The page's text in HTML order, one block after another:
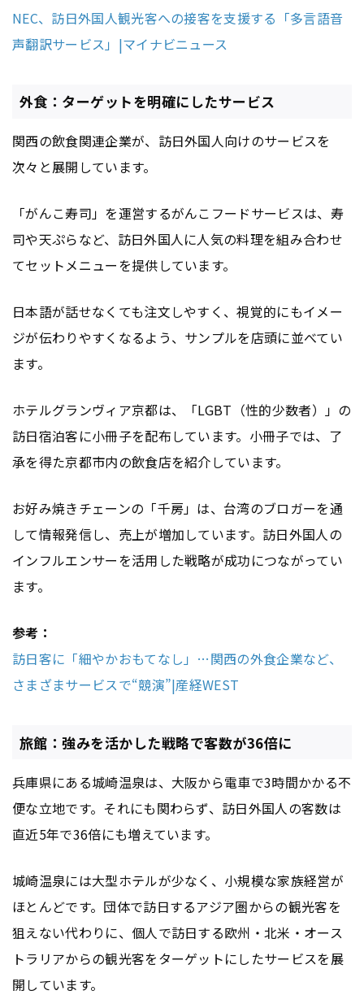
NEC、訪日外国人観光客への接客を支援する「多言語音
声翻訳サービス」|マイナビニュース
外食：ターゲットを明確にしたサービス
関西の飲食関連企業が、訪日外国人向けのサービスを
次々と展開しています。
「がんこ寿司」を運営するがんこフードサービスは、寿
司や天ぷらなど、訪日外国人に人気の料理を組み合わせ
てセットメニューを提供しています。
日本語が話せなくても注文しやすく、視覚的にもイメー
ジが伝わりやすくなるよう、サンプルを店頭に並べてい
ます。
ホテルグランヴィア京都は、「LGBT（性的少数者）」の
訪日宿泊客に小冊子を配布しています。小冊子では、了
承を得た京都市内の飲食店を紹介しています。
お好み焼きチェーンの「千房」は、台湾のブロガーを通
して情報発信し、売上が増加しています。訪日外国人の
インフルエンサーを活用した戦略が成功につながってい
ます。
参考：
訪日客に「細やかおもてなし」…関西の外食企業など、
さまざまサービスで“競演”|産経WEST
旅館：強みを活かした戦略で客数が36倍に
兵庫県にある城崎温泉は、大阪から電車で3時間かかる不
便な立地です。それにも関わらず、訪日外国人の客数は
直近5年で36倍にも増えています。
城崎温泉には大型ホテルが少なく、小規模な家族経営が
ほとんどです。団体で訪日するアジア圏からの観光客を
狙えない代わりに、個人で訪日する欧州・北米・オース
トラリアからの観光客をターゲットにしたサービスを展
開しています。